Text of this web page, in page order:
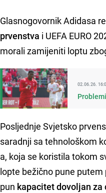
Glasnogovornik Adidasa
prvenstva i UEFA EURO
morali zamijeniti loptu
02.06.26.
Posljednje Svjetsko
saradnji sa tehnološkom
a, koja se koristila tokom
lopte bežično pune
pun kapacitet dovoljan